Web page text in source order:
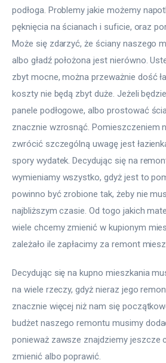
podłoga. Problemy jakie możemy
pęknięcia na ścianach i suficie, oraz
Może się zdarzyć, że ściany naszego
albo gładź położona jest nierówno.
zbyt mocne, można przeważnie dość
koszty nie będą zbyt duże. Jeżeli
panele podłogowe, albo prostować
znacznie wzrosnąć. Pomieszczeniem
zwrócić szczególną uwagę jest
spory wydatek. Decydując się na
wymieniamy wszystko, gdyż jest to
powinno być zrobione tak, żeby nie
najbliższym czasie. Od togo jakich
wiele chcemy zmienić w kupionym
zależało ile zapłacimy za remont
Decydując się na kupno mieszkania
na wiele rzeczy, gdyż nieraz jego
znacznie więcej niż nam się
budżet naszego remontu musimy
ponieważ zawsze znajdziemy jeszcze
zmienić albo poprawić.